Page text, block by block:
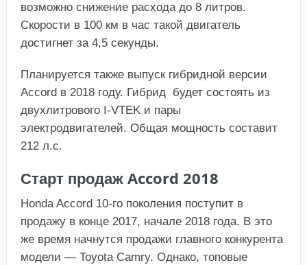
возможно снижение расхода до 8 литров.
Скорости в 100 км в час такой двигатель
достигнет за 4,5 секунды.
Планируется также выпуск гибридной версии
Accord в 2018 году. Гибрид будет состоять из
двухлитрового I-VTEK и пары
электродвигателей. Общая мощность составит
212 л.с.
Старт продаж Accord 2018
Honda Accord 10-го поколения поступит в
продажу в конце 2017, начале 2018 года. В это
же время начнутся продажи главного конкурента
модели — Toyota Camry. Однако, топовые